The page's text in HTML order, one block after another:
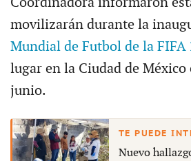
movilizarán durante la
Mundial de Futbol de la FIFA
lugar en la Ciudad de
junio.
Nuevo